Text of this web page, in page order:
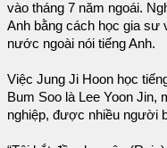
vào tháng 7 năm ngoái.
Anh bằng cách học gia sư
nước ngoài nói tiếng Anh.
Việc Jung Ji Hoon học
Bum Soo là Lee Yoon Jin,
nghiệp, được nhiều người